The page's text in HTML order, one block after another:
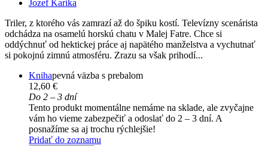
Jozef Karika
Triler, z ktorého vás zamrazí až do špiku kostí. Televízny scenárista
odchádza na osamelú horskú chatu v Malej Fatre. Chce si
oddýchnuť od hektickej práce aj napätého manželstva a vychutnať
si pokojnú zimnú atmosféru. Zrazu sa však prihodí...
Knihapevná väzba s prebalom
12,60 €
Do 2 – 3 dní
Tento produkt momentálne nemáme na sklade, ale zvyčajne
vám ho vieme zabezpečiť a odoslať do 2 – 3 dní. A
posnažíme sa aj trochu rýchlejšie!
Pridať do zoznamu